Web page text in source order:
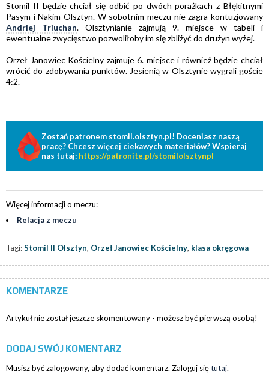
Stomil II będzie chciał się odbić po dwóch porażkach z Błękitnymi
Pasym i Nakim Olsztyn. W sobotnim meczu nie zagra kontuzjowany
Andriej Triuchan. Olsztynianie zajmują 9. miejsce w tabeli i
ewentualne zwycięstwo pozwoliłoby im się zbliżyć do drużyn wyżej.
Orzeł Janowiec Kościelny zajmuje 6. miejsce i również będzie chciał
wrócić do zdobywania punktów. Jesienią w Olsztynie wygrali goście
4:2.
Zostań patronem stomil.olsztyn.pl! Doceniasz naszą
pracę? Chcesz więcej ciekawych materiałów? Wspieraj
nas tutaj: https://patronite.pl/stomilolsztynpl
Więcej informacji o meczu:
Relacja z meczu
Tagi:Stomil II Olsztyn, Orzeł Janowiec Kościelny, klasa okręgowa
KOMENTARZE
Artykuł nie został jeszcze skomentowany - możesz być pierwszą osobą!
DODAJ SWÓJ KOMENTARZ
Musisz być zalogowany, aby dodać komentarz. Zaloguj siętutaj.